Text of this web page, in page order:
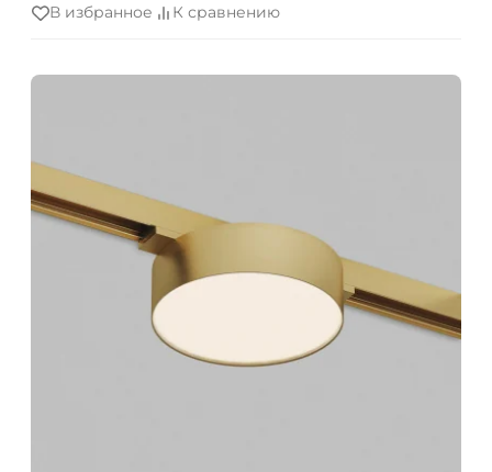
В избранное К сравнению